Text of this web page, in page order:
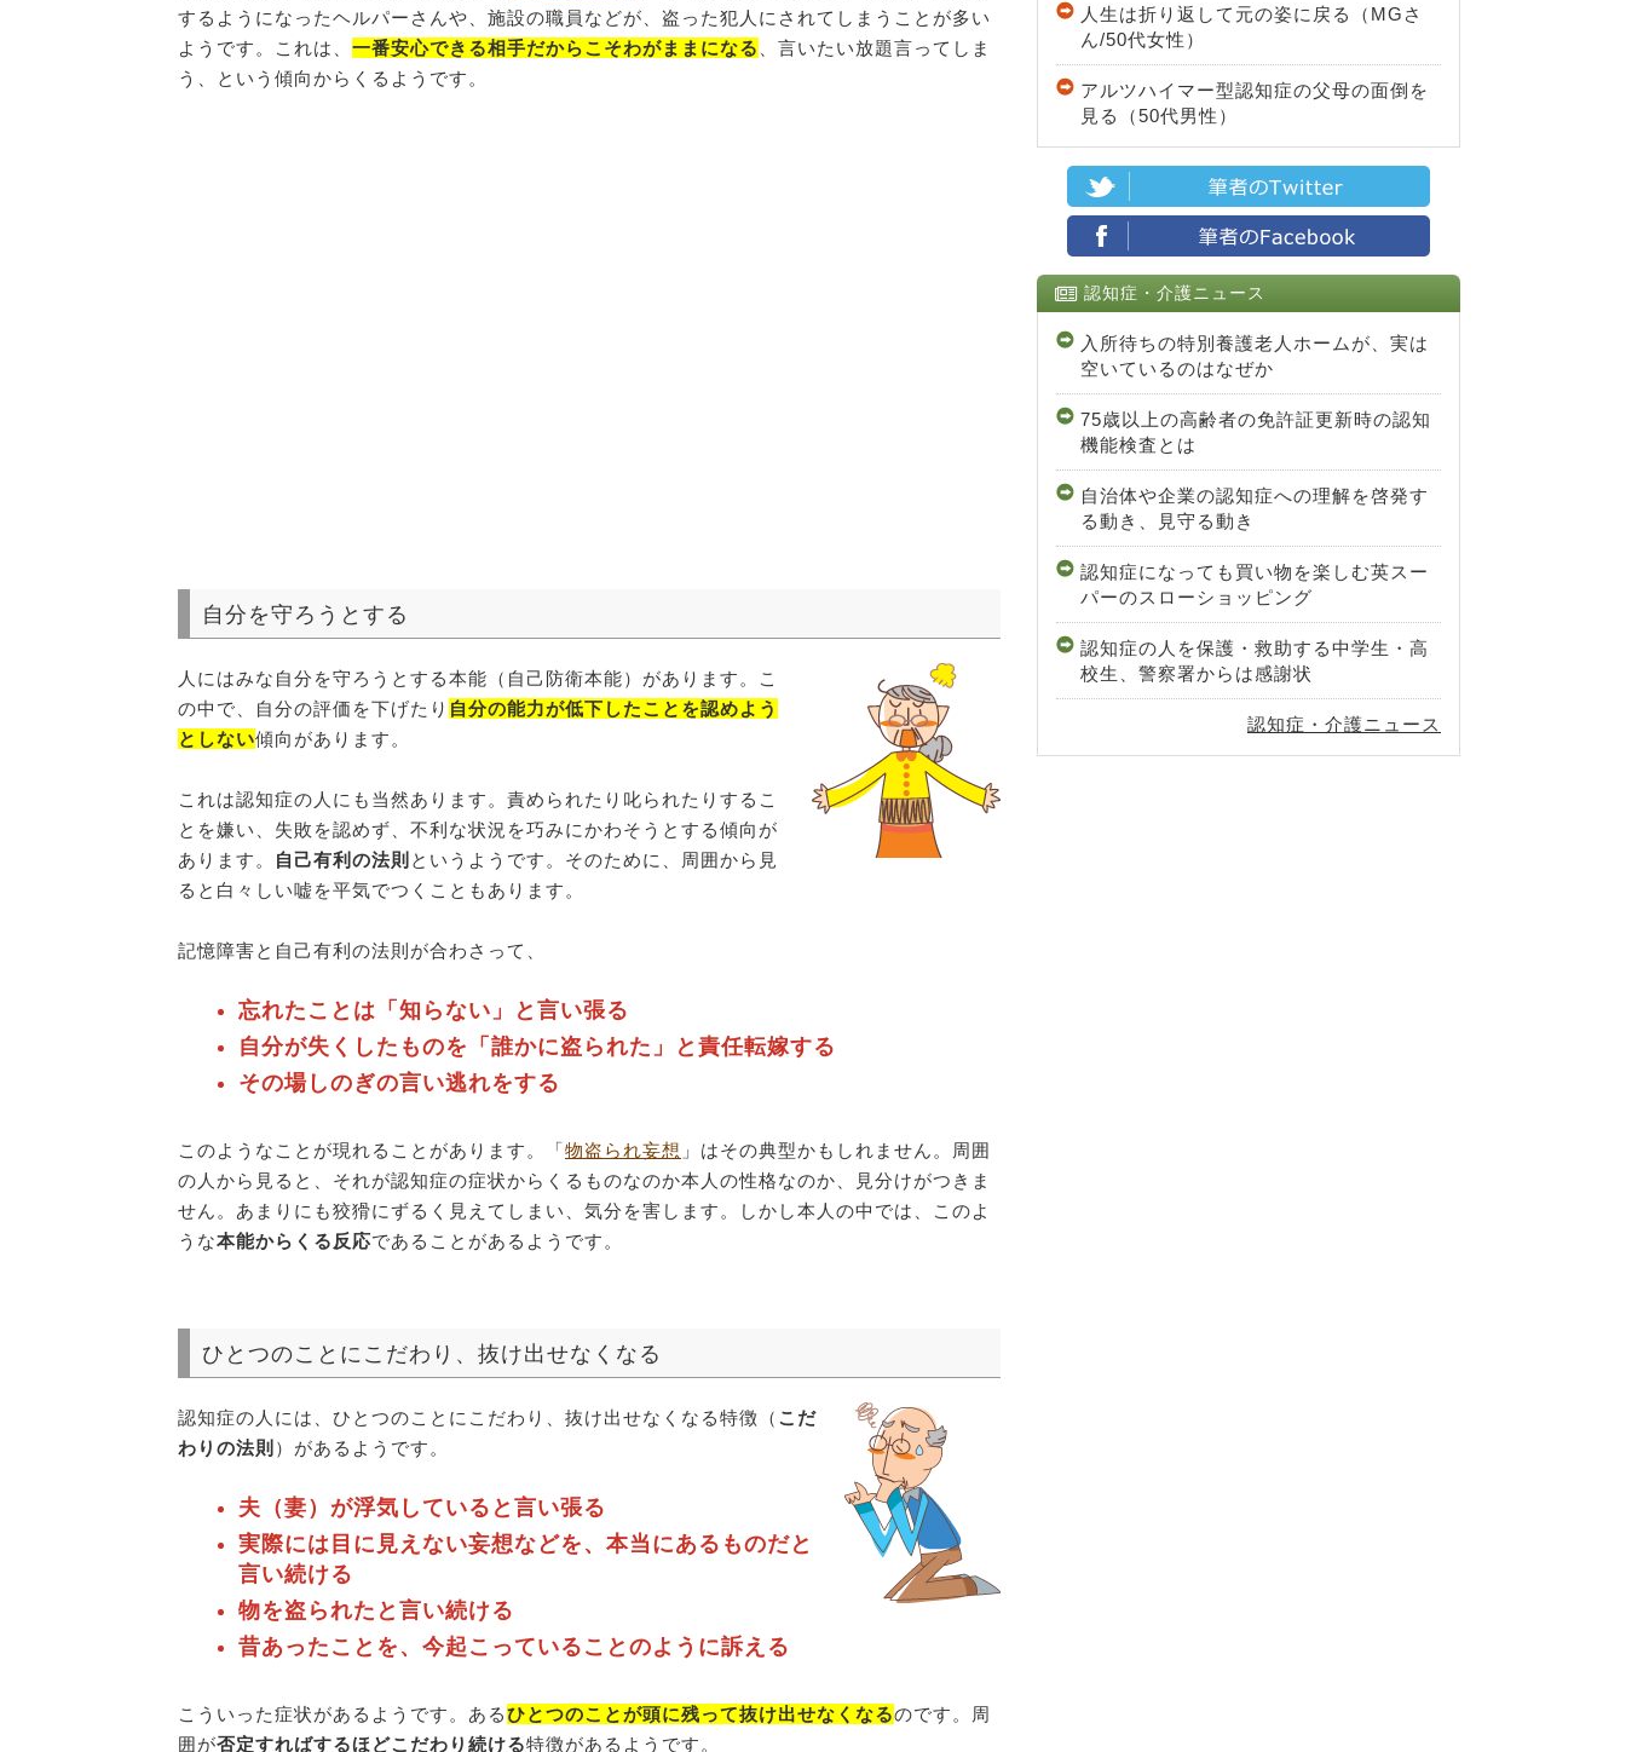
するようになったヘルパーさんや、施設の職員などが、盗った犯人にされてしまうことが多い
ようです。これは、 一番安心できる相手だからこそわがままになる
、言いたい放題言ってしま
う、という傾向からくるようです。
自分を守ろうとする
人にはみな自分を守ろうとする本能（自己防衛本能）があります。こ
の中で、自分の評価を下げたり 自分の能力が低下したことを認めよう
としない傾向があります。
これは認知症の人にも当然あります。責められたり叱られたりするこ
とを嫌い、失敗を認めず、不利な状況を巧みにかわそうとする傾向が
あります。
自己有利の法則 というようです。そのために、周囲から見
ると白々しい嘘を平気でつくこともあります。
記憶障害と自己有利の法則が合わさって、
忘れたことは「知らない」と言い張る
自分が失くしたものを「誰かに盗られた」と責任転嫁する
その場しのぎの言い逃れをする
このようなことが現れることがあります。「物盗られ妄想 」はその典型かもしれません。周囲
の人から見ると、それが認知症の症状からくるものなのか本人の性格なのか、見分けがつきま
せん。あまりにも狡猾にずるく見えてしまい、気分を害します。しかし本人の中では、このよ
うな本能からくる反応であることがあるようです。
ひとつのことにこだわり、抜け出せなくなる
認知症の人には、ひとつのことにこだわり、抜け出せなくなる特徴（ こだ
わりの法則 ）があるようです。
夫（妻）が浮気していると言い張る
実際には目に見えない妄想などを、本当にあるものだと
言い続ける
物を盗られたと言い続ける
昔あったことを、今起こっていることのように訴える
こういった症状があるようです。あるひとつのことが頭に残って抜け出せなくなるのです。周
囲が否定すればするほどこだわり続ける特徴があるようです。
人生は折り返して元の姿に戻る（MGさ
ん/50代女性）
アルツハイマー型認知症の父母の面倒を
見る（50代男性）
認知症・介護ニュース
入所待ちの特別養護老人ホームが、実は
空いているのはなぜか
75歳以上の高齢者の免許証更新時の認知
機能検査とは
自治体や企業の認知症への理解を啓発す
る動き、見守る動き
認知症になっても買い物を楽しむ英スー
パーのスローショッピング
認知症の人を保護・救助する中学生・高
校生、警察署からは感謝状
認知症・介護ニュース